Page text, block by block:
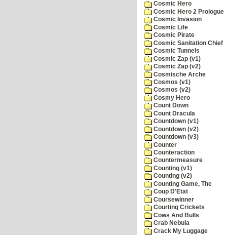
Cosmic Hero
Cosmic Hero 2 Prologue
Cosmic Invasion
Cosmic Life
Cosmic Pirate
Cosmic Sanitation Chief
Cosmic Tunnels
Cosmic Zap (v1)
Cosmic Zap (v2)
Cosmische Arche
Cosmos (v1)
Cosmos (v2)
Cosmy Hero
Count Down
Count Dracula
Countdown (v1)
Countdown (v2)
Countdown (v3)
Counter
Counteraction
Countermeasure
Counting (v1)
Counting (v2)
Counting Game, The
Coup D'Etat
Coursewinner
Courting Crickets
Cows And Bulls
Crab Nebula
Crack My Luggage